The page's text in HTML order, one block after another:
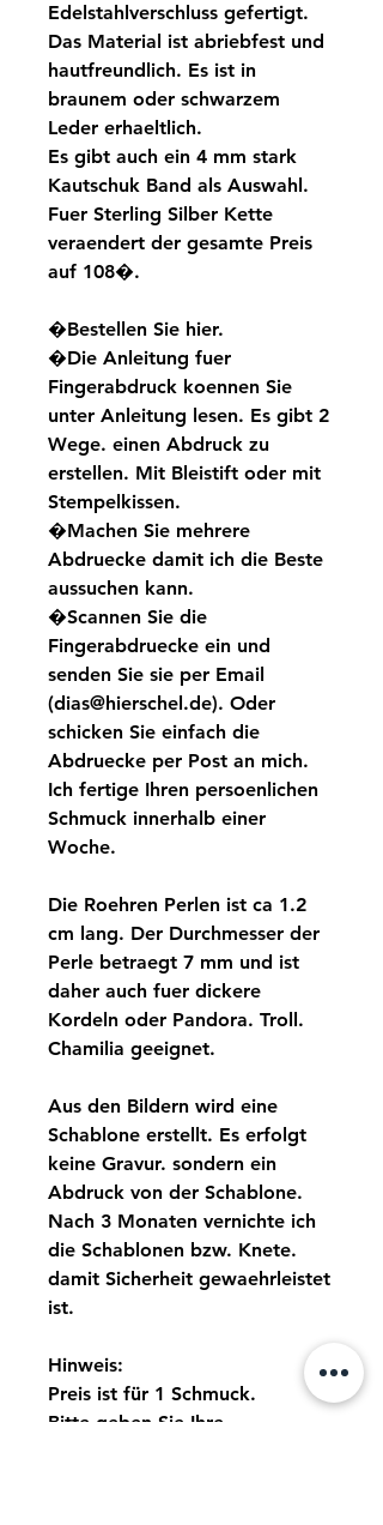
Edelstahlverschluss gefertigt.
Das Material ist abriebfest und
hautfreundlich. Es ist in
braunem oder schwarzem
Leder erhaeltlich.
Es gibt auch ein 4 mm stark
Kautschuk Band als Auswahl.
Fuer Sterling Silber Kette
veraendert der gesamte Preis
auf 108�.
�Bestellen Sie hier.
�Die Anleitung fuer
Fingerabdruck koennen Sie
unter Anleitung lesen. Es gibt 2
Wege. einen Abdruck zu
erstellen. Mit Bleistift oder mit
Stempelkissen.
�Machen Sie mehrere
Abdruecke damit ich die Beste
aussuchen kann.
�Scannen Sie die
Fingerabdruecke ein und
senden Sie sie per Email
(dias@hierschel.de). Oder
schicken Sie einfach die
Abdruecke per Post an mich.
Ich fertige Ihren persoenlichen
Schmuck innerhalb einer
Woche.
Die Roehren Perlen ist ca 1.2
cm lang. Der Durchmesser der
Perle betraegt 7 mm und ist
daher auch fuer dickere
Kordeln oder Pandora. Troll.
Chamilia geeignet.
Aus den Bildern wird eine
Schablone erstellt. Es erfolgt
keine Gravur. sondern ein
Abdruck von der Schablone.
Nach 3 Monaten vernichte ich
die Schablonen bzw. Knete.
damit Sicherheit gewaehrleistet
ist.
Hinweis:
Preis ist für 1 Schmuck.
Bitte geben Sie Ihre